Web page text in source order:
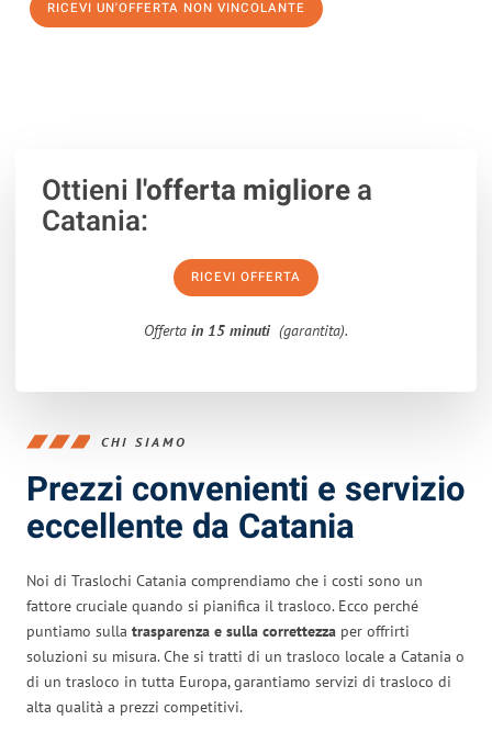
RICEVI UN'OFFERTA NON VINCOLANTE
Ottieni l'offerta migliorea
Catania:
RICEVI OFFERTA
Offerta in 15 minuti (garantita).
CHI SIAMO
Prezzi convenienti e servizio
eccellente da Catania
Noi di Traslochi Catania comprendiamo che i costi sono un
fattore cruciale quando si pianifica il trasloco. Ecco perché
puntiamo sulla trasparenza e sulla correttezza per offrirti
soluzioni su misura. Che si tratti di un trasloco locale a Catania o
di un trasloco in tutta Europa, garantiamo servizi di trasloco di
alta qualità a prezzi competitivi.